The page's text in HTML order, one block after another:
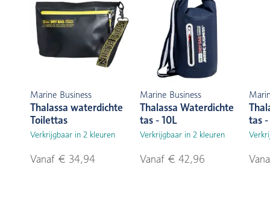
Marine Business
Thalassa waterdichte
Toilettas
Verkrijgbaar in 2 kleuren
Vanaf € 34,94
Marine Business
Thalassa Waterdichte
tas - 10L
Verkrijgbaar in 2 kleuren
Vanaf € 42,96
tas